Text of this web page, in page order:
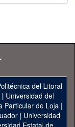
del Litoral
| Universidad del
Particular de Loja|
| Universidad
Estatal de